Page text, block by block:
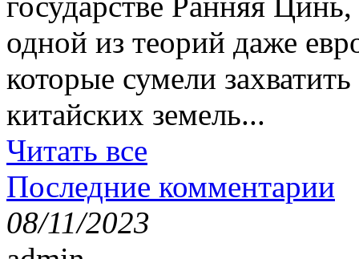
одной из теорий даже
которые сумели
китайских земель...
Читать все
Последние комментарии
08/11/2023